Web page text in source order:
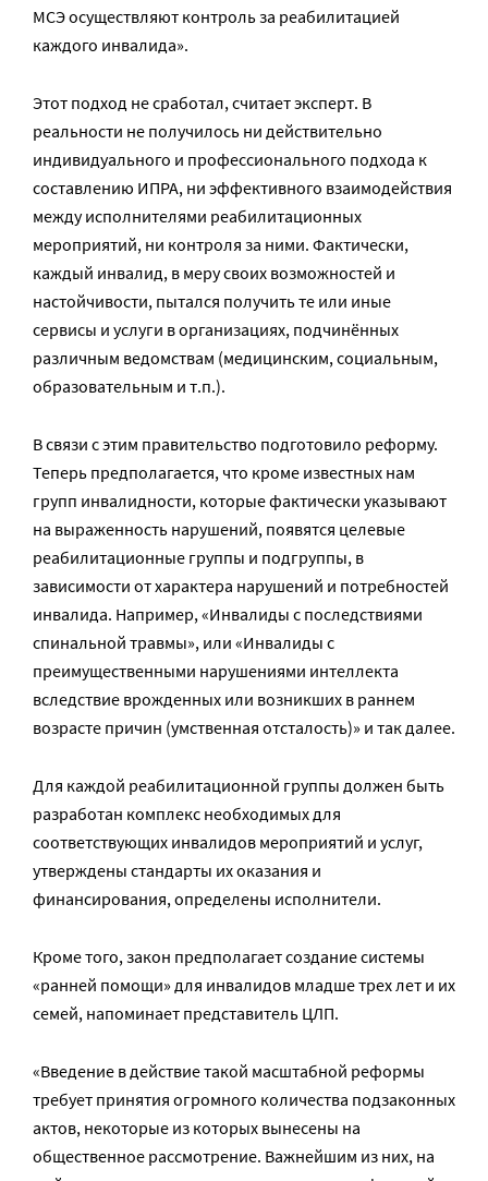
МСЭ осуществляют контроль за реабилитацией
каждого инвалида».
Этот подход не сработал, считает эксперт. В
реальности не получилось ни действительно
индивидуального и профессионального подхода к
составлению ИПРА, ни эффективного взаимодействия
между исполнителями реабилитационных
мероприятий, ни контроля за ними. Фактически,
каждый инвалид, в меру своих возможностей и
настойчивости, пытался получить те или иные
сервисы и услуги в организациях, подчинённых
различным ведомствам (медицинским, социальным,
образовательным и т.п.).
В связи с этим правительство подготовило реформу.
Теперь предполагается, что кроме известных нам
групп инвалидности, которые фактически указывают
на выраженность нарушений, появятся целевые
реабилитационные группы и подгруппы, в
зависимости от характера нарушений и потребностей
инвалида. Например, «Инвалиды с последствиями
спинальной травмы», или «Инвалиды с
преимущественными нарушениями интеллекта
вследствие врожденных или возникших в раннем
возрасте причин (умственная отсталость)» и так далее.
Для каждой реабилитационной группы должен быть
разработан комплекс необходимых для
соответствующих инвалидов мероприятий и услуг,
утверждены стандарты их оказания и
финансирования, определены исполнители.
Кроме того, закон предполагает создание системы
«ранней помощи» для инвалидов младше трех лет и их
семей, напоминает представитель ЦЛП.
«Введение в действие такой масштабной реформы
требует принятия огромного количества подзаконных
актов, некоторые из которых вынесены на
общественное рассмотрение. Важнейшим из них, на